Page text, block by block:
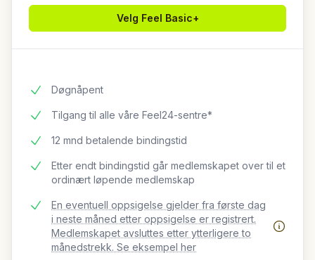
Velg Feel Basic+
Døgnåpent
Tilgang til alle våre Feel24-sentre*
12 mnd betalende bindingstid
Etter endt bindingstid går medlemskapet over til et
ordinært løpende medlemskap
En eventuell oppsigelse gjelder fra første dag
i neste måned etter oppsigelse er registrert.
Medlemskapet avsluttes etter ytterligere to
månedstrekk. Se eksempel her